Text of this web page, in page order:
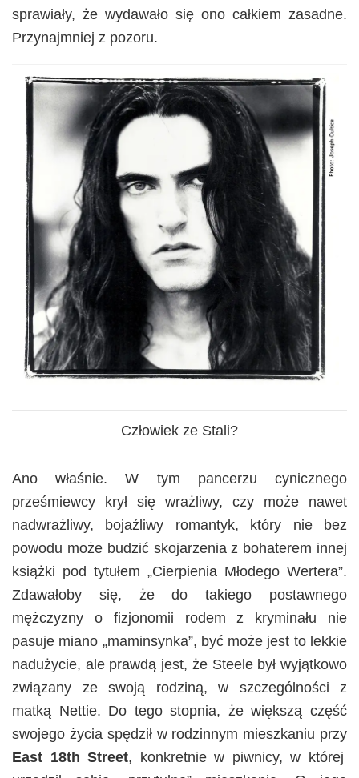
sprawiały, że wydawało się ono całkiem zasadne.
Przynajmniej z pozoru.
Człowiek ze Stali?
Ano właśnie. W tym pancerzu cynicznego
prześmiewcy krył się wrażliwy, czy może nawet
nadwrażliwy, bojaźliwy romantyk, który nie bez
powodu może budzić skojarzenia z bohaterem innej
książki pod tytułem „Cierpienia Młodego Wertera”.
Zdawałoby się, że do takiego postawnego
mężczyzny o fizjonomii rodem z kryminału nie
pasuje miano „maminsynka”, być może jest to lekkie
nadużycie, ale prawdą jest, że Steele był wyjątkowo
związany ze swoją rodziną, w szczególności z
matką Nettie. Do tego stopnia, że większą część
swojego życia spędził w rodzinnym mieszkaniu przy
East 18th Street, konkretnie w piwnicy, w której